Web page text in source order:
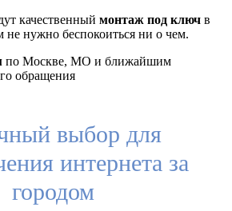
качественный монтаж под ключ в
нужно беспокоиться ни о чем.
по Москве, МО и ближайшим
обращения
выбор для
интернета за
городом